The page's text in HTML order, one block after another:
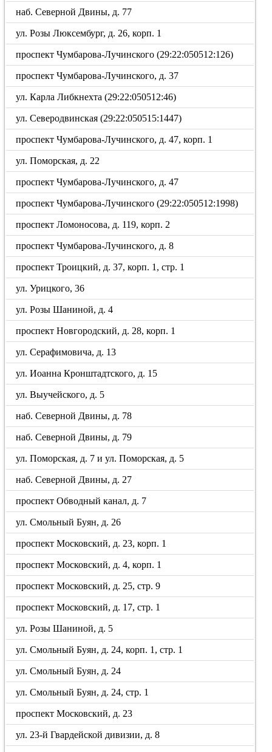
наб. Северной Двины, д. 77
ул. Розы Люксембург, д. 26, корп. 1
проспект Чумбарова-Лучинского (29:22:050512:126)
проспект Чумбарова-Лучинского, д. 37
ул. Карла Либкнехта (29:22:050512:46)
ул. Северодвинская (29:22:050515:1447)
проспект Чумбарова-Лучинского, д. 47, корп. 1
ул. Поморская, д. 22
проспект Чумбарова-Лучинского, д. 47
проспект Чумбарова-Лучинского (29:22:050512:1998)
проспект Ломоносова, д. 119, корп. 2
проспект Чумбарова-Лучинского, д. 8
проспект Троицкий, д. 37, корп. 1, стр. 1
ул. Урицкого, 36
ул. Розы Шаниной, д. 4
проспект Новгородский, д. 28, корп. 1
ул. Серафимовича, д. 13
ул. Иоанна Кронштадтского, д. 15
ул. Выучейского, д. 5
наб. Северной Двины, д. 78
наб. Северной Двины, д. 79
ул. Поморская, д. 7 и ул. Поморская, д. 5
наб. Северной Двины, д. 27
проспект Обводный канал, д. 7
ул. Смольный Буян, д. 26
проспект Московский, д. 23, корп. 1
проспект Московский, д. 4, корп. 1
проспект Московский, д. 25, стр. 9
проспект Московский, д. 17, стр. 1
ул. Розы Шаниной, д. 5
ул. Смольный Буян, д. 24, корп. 1, стр. 1
ул. Смольный Буян, д. 24
ул. Смольный Буян, д. 24, стр. 1
проспект Московский, д. 23
ул. 23-й Гвардейской дивизии, д. 8